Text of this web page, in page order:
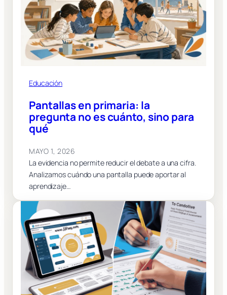
Educación
Pantallas en primaria: la
pregunta no es cuánto, sino para
qué
MAYO 1, 2026
La evidencia no permite reducir el debate a una cifra.
Analizamos cuándo una pantalla puede aportar al
aprendizaje…